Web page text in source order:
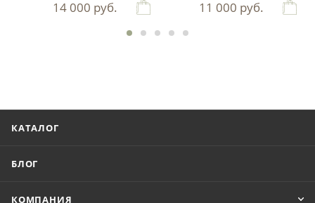
14 000 руб. 11 000 руб.
КАТАЛОГ
БЛОГ
КОМПАНИЯ